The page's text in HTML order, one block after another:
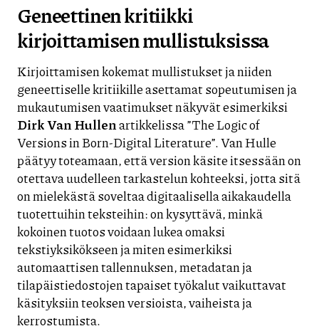
Geneettinen kritiikki
kirjoittamisen mullistuksissa
Kirjoittamisen kokemat mullistukset ja niiden
geneettiselle kritiikille asettamat sopeutumisen ja
mukautumisen vaatimukset näkyvät esimerkiksi
Dirk Van Hullenartikkelissa ”The Logic of
Versions in Born-Digital Literature”. Van Hulle
päätyy toteamaan, että version käsite itsessään on
otettava uudelleen tarkastelun kohteeksi, jotta sitä
on mielekästä soveltaa digitaalisella aikakaudella
tuotettuihin teksteihin: on kysyttävä, minkä
kokoinen tuotos voidaan lukea omaksi
tekstiyksikökseen ja miten esimerkiksi
automaattisen tallennuksen, metadatan ja
tilapäistiedostojen tapaiset työkalut vaikuttavat
käsityksiin teoksen versioista, vaiheista ja
kerrostumista.